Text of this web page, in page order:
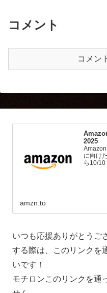
コメント
コメン
2025
に向け
ら10/10
amzn.to
いつも応援ありがとうご
する際は、このリンクを
いです！
モチロンこのリンクを通